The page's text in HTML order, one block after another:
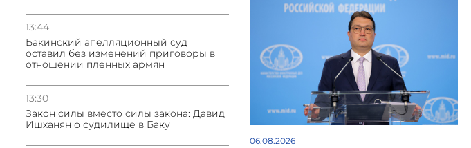
13:44
Бакинский апелляционный суд
оставил без изменений приговоры в
отношении пленных армян
13:30
Закон силы вместо силы закона: Давид
Ишханян о судилище в Баку
06.08.2026